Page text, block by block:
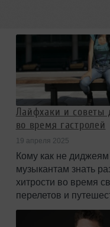
Лайфхаки и советы
во время гастролей
19 апреля 2025
Кому как не
музыкантам знать
хитрости во время
перелетов и